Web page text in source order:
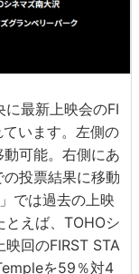
最新上映会のFI
ています。左側の
可能。右側にあ
投票結果に移動
では過去の上映
とえば、TOHOシ
回のFIRST STA
を59％対4